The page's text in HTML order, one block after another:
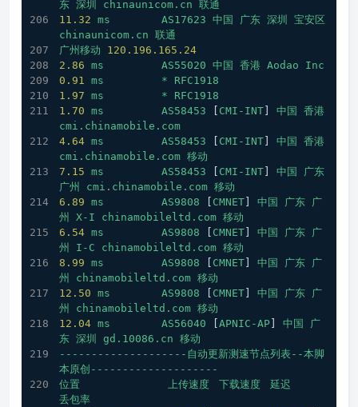
东 深圳 chinaunicom.cn 联通
11.32 ms AS17623 中国 广东 深圳
宝安区
chinaunicom.cn 联通
广州移动
120.196 .165 .24
2.86 ms AS55020 中国 香港 Aodao
Inc
0.91
ms *
RFC1918
1.97 ms *
RFC1918
1.70 ms AS58453 CMI-INT 中国
香港
cmi.chinamobile.com
4.64 ms AS58453 CMI-INT 中国
香港
cmi.chinamobile.com 移动
7.15 ms AS58453 CMI-INT 中国
广东
广州
cmi.chinamobile.com 移动
6.89 ms AS9808 CMNET 中国 广东 广
州
X-I chinamobileltd.com 移动
6.54 ms AS9808 CMNET 中国 广东 广
州
I-C chinamobileltd.com 移动
8.99 ms AS9808 CMNET 中国 广东 广
州
chinamobileltd.com 移动
12.50 ms AS9808 CMNET 中国 广东 广
州
chinamobileltd.com 移动
12.04 ms AS56040 APNIC-AP 中国
广
东 深圳 gd.10086.cn 移动
--------------------自动更新测速节点列表--本脚
本原创--------------------
位置
上传速度 下载速度
延迟
丢包率